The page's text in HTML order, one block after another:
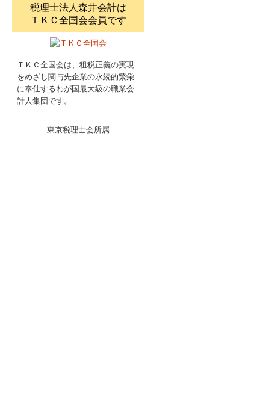
税理士法人森井会計は
ＴＫＣ全国会会員です
ＴＫＣ全国会は、租税正義の実現
をめざし関与先企業の永続的繁栄
に奉仕するわが国最大級の職業会
計人集団です。
東京税理士会所属